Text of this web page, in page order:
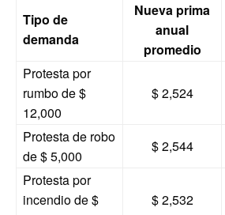
Tipo de
demanda
Nueva prima
anual
promedio
Protesta por
rumbo de $
12,000
$ 2,524
Protesta de robo
de $ 5,000
$ 2,544
Protesta por
incendio de $
$ 2,532